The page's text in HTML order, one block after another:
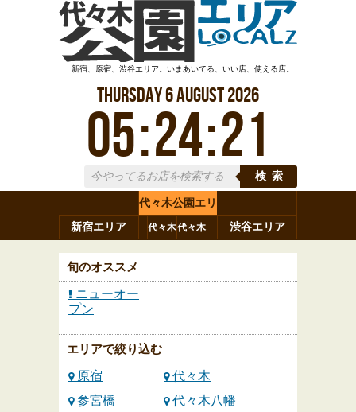
新宿、原宿、渋谷エリア。いまあいてる、いい店、使える店。
Thursday6August2026
05:24:22
検索
新宿エリア
代々木公園エリ
ア
渋谷エリア
原宿 代々木参宮橋
代々木
八幡
代々木
上原 神山町 渋谷 新宿
旬のオススメ
ニューオー
プン
エリアで絞り込む
原宿
代々木
参宮橋
代々木八幡